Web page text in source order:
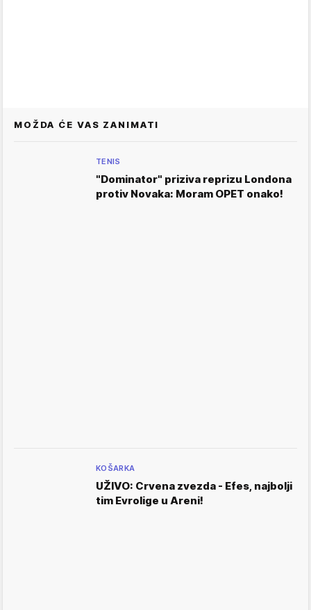
MOŽDA ĆE VAS ZANIMATI
TENIS
"Dominator" priziva reprizu Londona
protiv Novaka: Moram OPET onako!
KOŠARKA
UŽIVO: Crvena zvezda - Efes, najbolji
tim Evrolige u Areni!